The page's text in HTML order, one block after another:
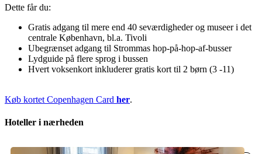
Dette får du:
Gratis adgang til mere end 40 seværdigheder og museer i det
centrale København, bl.a. Tivoli
Ubegrænset adgang til Strommas hop-på-hop-af-busser
Lydguide på flere sprog i bussen
Hvert voksenkort inkluderer gratis kort til 2 børn (3 -11)
Køb kortet Copenhagen Card her.
Hoteller i nærheden